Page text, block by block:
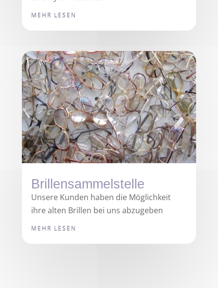
MEHR LESEN
Brillensammelstelle
Unsere Kunden haben die Möglichkeit
ihre alten Brillen bei uns abzugeben
MEHR LESEN